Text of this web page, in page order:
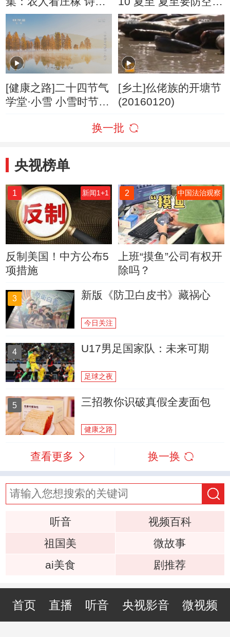
有闲愁
病
[健康之路]二十四节气
学堂·小雪 小雪时节的
[乡土]仫佬族的开塘节
(20160120)
换一批
央视榜单
1 新闻1+1
反制美国！中方公布5
项措施
2 中国法治观察
上班“摸鱼”公司有权开
除吗？
3 新版《防卫白皮书》藏祸心
今日关注
4 U17男足国家队：未来可期
足球之夜
5 三招教你识破真假全麦面包
健康之路
查看更多 换一换
听音
视频百科
祖国美
微故事
ai美食
剧推荐
首页 直播 听音 央视影音 微视频